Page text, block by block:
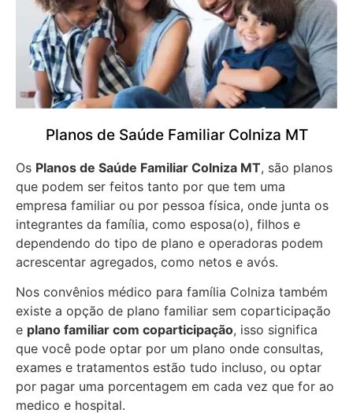
Planos de Saúde Familiar Colniza MT
Os Planos de Saúde Familiar Colniza MT, são planos
que podem ser feitos tanto por que tem uma
empresa familiar ou por pessoa física, onde junta os
integrantes da família, como esposa(o), filhos e
dependendo do tipo de plano e operadoras podem
acrescentar agregados, como netos e avós.
Nos convênios médico para família Colniza também
existe a opção de plano familiar sem coparticipação
e plano familiar com coparticipação, isso significa
que você pode optar por um plano onde consultas,
exames e tratamentos estão tudo incluso, ou optar
por pagar uma porcentagem em cada vez que for ao
medico e hospital.